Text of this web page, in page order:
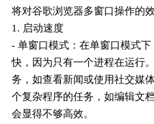
将对谷歌浏览器多窗口操作的
1. 启动速度
- 单窗口模式：在单窗口模式
快，因为只有一个进程在运行
务，如查看新闻或使用社交媒
个复杂程序的任务，如编辑文
会显得不够高效。